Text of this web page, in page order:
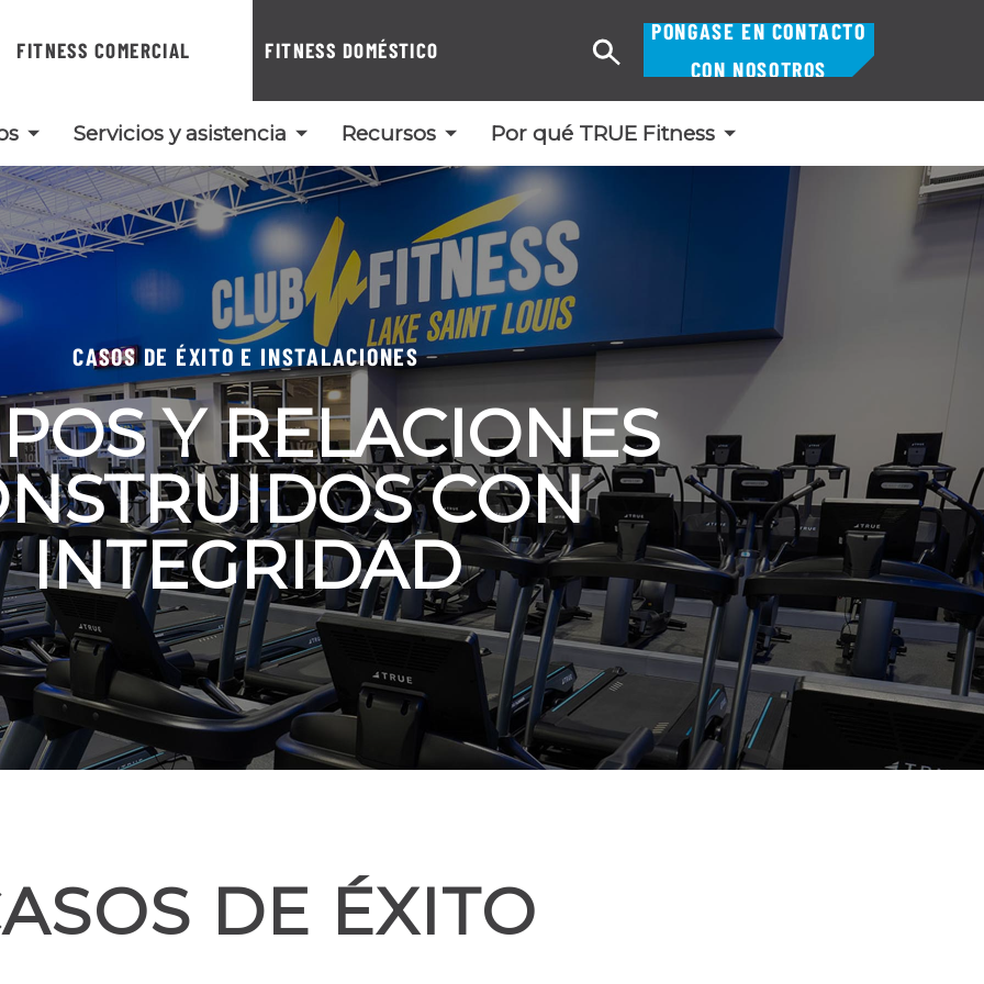
FITNESS COMERCIAL FITNESS DOMÉSTICO
Servicios y asistencia Recursos Por qué TRUE Fitness
PÓNGASE EN CONTACTO
CON NOSOTROS
Buscar
CASOS DE ÉXITO E INSTALACIONES
Y RELACIONES
CON
INTEGRIDAD
DE ÉXITO